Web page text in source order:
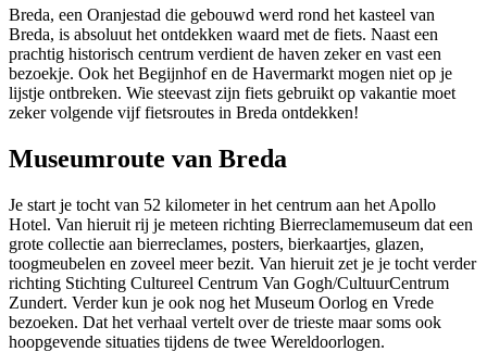
Breda, een Oranjestad die gebouwd werd rond het kasteel van
Breda, is absoluut het ontdekken waard met de fiets. Naast een
prachtig historisch centrum verdient de haven zeker en vast een
bezoekje. Ook het Begijnhof en de Havermarkt mogen niet op je
lijstje ontbreken. Wie steevast zijn fiets gebruikt op vakantie moet
zeker volgende vijf fietsroutes in Breda ontdekken!
Museumroute van Breda
Je start je tocht van 52 kilometer in het centrum aan het Apollo
Hotel. Van hieruit rij je meteen richting Bierreclamemuseum dat een
grote collectie aan bierreclames, posters, bierkaartjes, glazen,
toogmeubelen en zoveel meer bezit. Van hieruit zet je je tocht verder
richting Stichting Cultureel Centrum Van Gogh/CultuurCentrum
Zundert. Verder kun je ook nog het Museum Oorlog en Vrede
bezoeken. Dat het verhaal vertelt over de trieste maar soms ook
hoopgevende situaties tijdens de twee Wereldoorlogen.